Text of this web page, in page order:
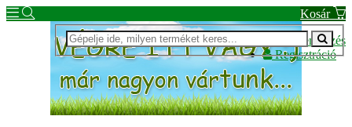
Kosár
Bejelentkezés
Regisztráció